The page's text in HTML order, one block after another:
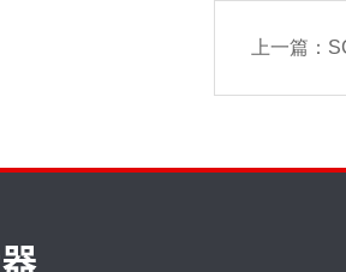
上一篇：